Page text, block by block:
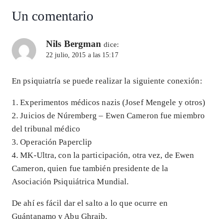
Un comentario
Nils Bergman dice:
22 julio, 2015 a las 15:17
En psiquiatría se puede realizar la siguiente conexión:
1. Experimentos médicos nazis (Josef Mengele y otros)
2. Juicios de Núremberg – Ewen Cameron fue miembro
del tribunal médico
3. Operación Paperclip
4. MK-Ultra, con la participación, otra vez, de Ewen
Cameron, quien fue también presidente de la
Asociación Psiquiátrica Mundial.
De ahí es fácil dar el salto a lo que ocurre en
Guántanamo y Abu Ghraib.